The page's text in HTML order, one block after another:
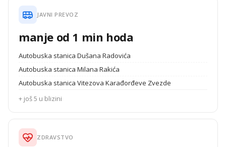
JAVNI PREVOZ
manje od 1 min hoda
Autobuska stanica Dušana Radovića
Autobuska stanica Milana Rakića
Autobuska stanica Vitezova Karađorđeve Zvezde
+ još 5 u blizini
ZDRAVSTVO